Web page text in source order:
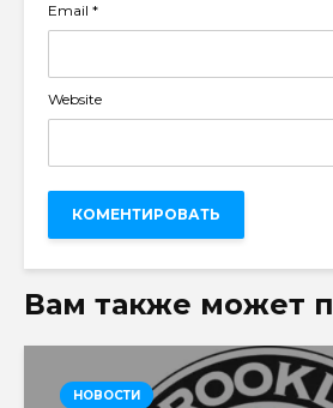
Email *
Website
Вам также может
НОВОСТИ